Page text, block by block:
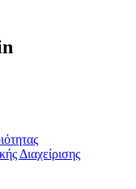
Διαχείρισης